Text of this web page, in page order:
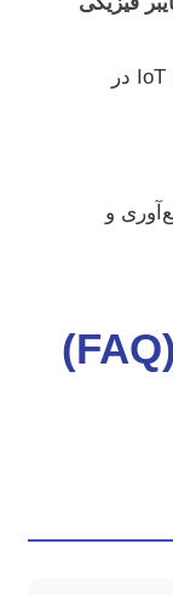
پایش و کنترل هوشمند بر پایه IoT در
و
پرسش‌های متداول (FAQ)